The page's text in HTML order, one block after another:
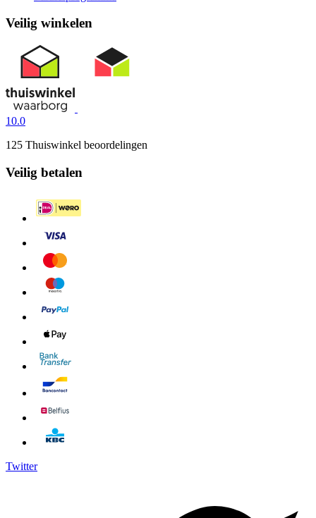
Veilig winkelen
10.0
125 Thuiswinkel beoordelingen
Veilig betalen
Twitter